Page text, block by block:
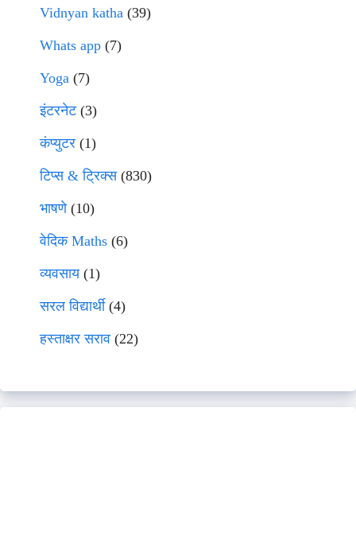
Vidnyan katha (39)
Whats app (7)
Yoga (7)
इंटरनेट(3)
कंप्युटर (1)
टिप्स & ट्रिक्स(830)
भाषणे(10)
वेदिक Maths (6)
व्यवसाय(1)
सरल विद्यार्थी(4)
हस्ताक्षर सराव (22)